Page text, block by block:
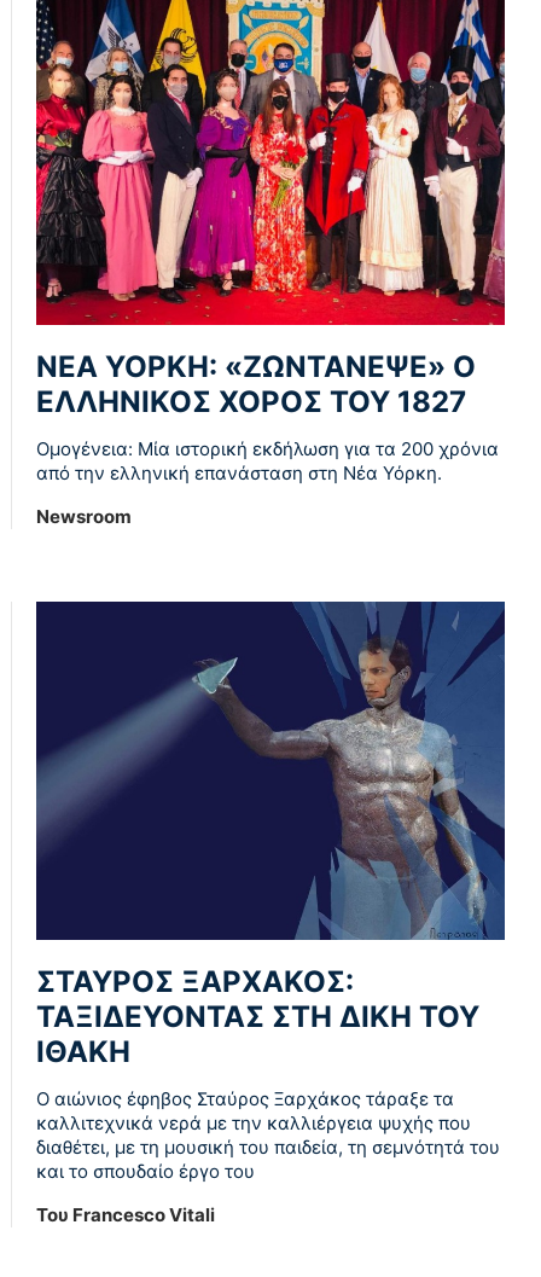
ΝΕΑ ΥΟΡΚΗ: «ΖΩΝΤΑΝΕΨΕ» Ο
ΕΛΛΗΝΙΚΟΣ ΧΟΡΟΣ ΤΟΥ 1827
Ομογένεια: Μία ιστορική εκδήλωση για τα 200 χρόνια
από την ελληνική επανάσταση στη Νέα Υόρκη.
Newsroom
ΣΤΑΥΡΟΣ ΞΑΡΧΑΚΟΣ:
ΤΑΞΙΔΕΥΟΝΤΑΣ ΣΤΗ ΔΙΚΗ ΤΟΥ
ΙΘΑΚΗ
Ο αιώνιος έφηβος Σταύρος Ξαρχάκος τάραξε τα
καλλιτεχνικά νερά με την καλλιέργεια ψυχής που
διαθέτει, με τη μουσική του παιδεία, τη σεμνότητά του
και το σπουδαίο έργο του
Του Francesco Vitali